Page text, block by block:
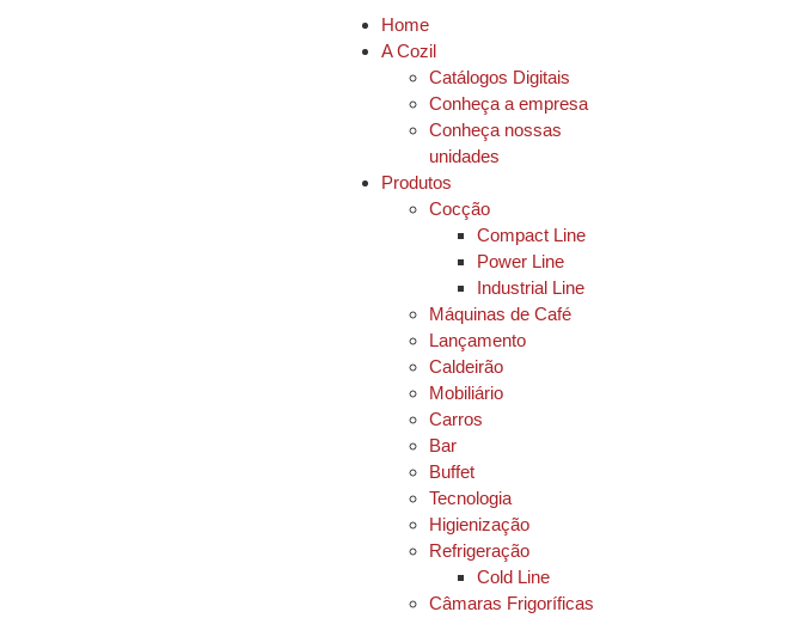
Home
A Cozil
Catálogos Digitais
Conheça a empresa
Conheça nossas
unidades
Produtos
Cocção
Compact Line
Power Line
Industrial Line
Máquinas de Café
Lançamento
Caldeirão
Mobiliário
Carros
Bar
Buffet
Tecnologia
Higienização
Refrigeração
Cold Line
Câmaras Frigoríficas